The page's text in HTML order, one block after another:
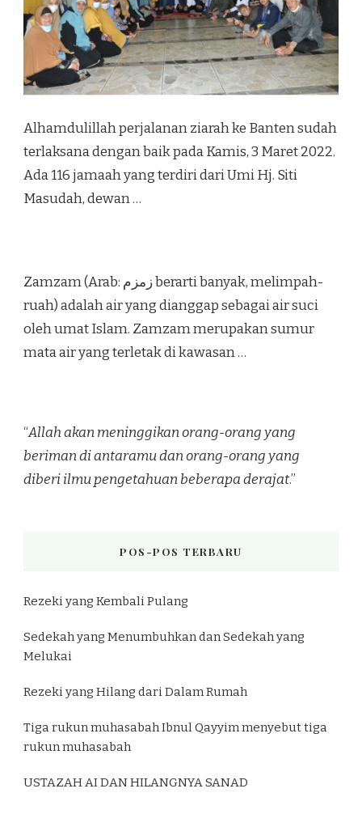
Alhamdulillah perjalanan ziarah ke Banten sudah
terlaksana dengan baik pada Kamis, 3 Maret 2022.
Ada 116 jamaah yang terdiri dari Umi Hj. Siti
Masudah, dewan …
Zamzam (Arab: زمزم‎ berarti banyak, melimpah-
ruah) adalah air yang dianggap sebagai air suci
oleh umat Islam. Zamzam merupakan sumur
mata air yang terletak di kawasan …
“Allah akan meninggikan orang-orang yang
beriman di antaramu dan orang-orang yang
diberi ilmu pengetahuan beberapa derajat.”
POS-POS TERBARU
Rezeki yang Kembali Pulang
Sedekah yang Menumbuhkan dan Sedekah yang
Melukai
Rezeki yang Hilang dari Dalam Rumah
Tiga rukun muhasabah Ibnul Qayyim menyebut tiga
rukun muhasabah
USTAZAH AI DAN HILANGNYA SANAD